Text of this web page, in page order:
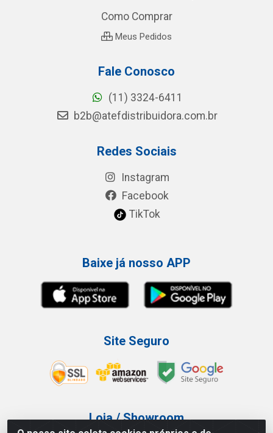
Como Comprar
Meus Pedidos
Fale Conosco
(11) 3324-6411
b2b@atefdistribuidora.com.br
Redes Sociais
Instagram
Facebook
TikTok
Baixe já nosso APP
Site Seguro
Loja / Showroom